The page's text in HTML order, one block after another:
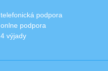
telefonická podpora
onlne podpora
4 výjady